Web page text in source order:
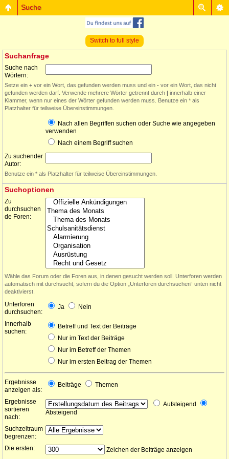
Suche
Switch to full style
Suchanfrage
Suche nach
Wörtern:
Setze ein + vor ein Wort, das gefunden werden muss und ein - vor ein Wort, das nicht
gefunden werden darf. Verwende mehrere Wörter getrennt durch | innerhalb einer
Klammer, wenn nur eines der Wörter gefunden werden muss. Benutze ein * als
Platzhalter für teilweise Übereinstimmungen.
Nach allen Begriffen suchen oder Suche wie angegeben
verwenden
Nach einem Begriff suchen
Zu suchender
Autor:
Benutze ein * als Platzhalter für teilweise Übereinstimmungen.
Suchoptionen
Zu
durchsuchen
de Foren:
Wähle das Forum oder die Foren aus, in denen gesucht werden soll. Unterforen werden
automatisch mit durchsucht, sofern du die Option „Unterforen durchsuchen“ unten nicht
deaktivierst.
Unterforen
durchsuchen:
Ja Nein
Innerhalb
suchen:
Betreff und Text der Beiträge
Nur im Text der Beiträge
Nur im Betreff der Themen
Nur im ersten Beitrag der Themen
Ergebnisse
anzeigen als:
Beiträge Themen
Ergebnisse
sortieren
nach:
Aufsteigend
Absteigend
Suchzeitraum
begrenzen:
Die ersten:
Zeichen der Beiträge anzeigen